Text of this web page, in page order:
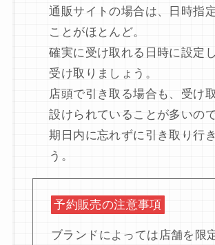
通販サイトの場合は、日時指
ことがほとんど。
確実に受け取れる日時に設定
受け取りましょう。
店頭で引き取る場合も、受け
設けられていることが多いので
期日内に忘れずに引き取り行
う。
予約販売の注意事項
ブランドによっては店舗を限